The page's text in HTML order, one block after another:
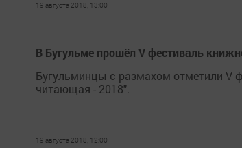
19 августа 2018, 13:00
В Бугульме прошёл V фестиваль
Бугульминцы с размахом отметили V
читающая - 2018".
19 августа 2018, 12:00